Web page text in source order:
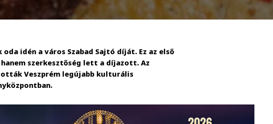
idén a város Szabad Sajtó díját. Ez az első
szerkesztőség lett a díjazott. Az
Veszprém legújabb kulturális